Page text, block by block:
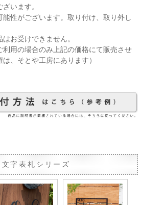
います。
性がございます。取り付け、取り外し
お受けできません。
用の場合のみ上記の価格にて販売させ
、そとや工房にあります）
文字表札シリーズ